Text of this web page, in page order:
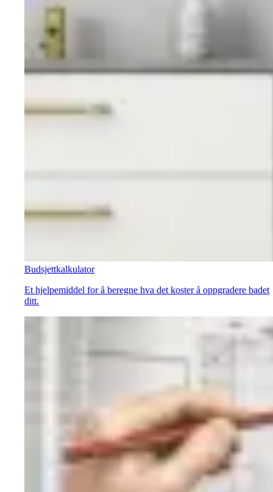
Budsjettkalkulator
Et hjelpemiddel for å beregne hva det koster å oppgradere badet
ditt.